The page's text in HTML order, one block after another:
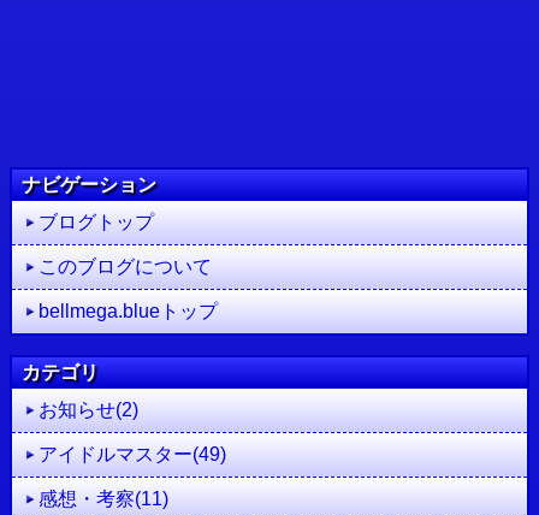
ナビゲーション
ブログトップ
このブログについて
bellmega.blueトップ
カテゴリ
お知らせ(2)
アイドルマスター(49)
感想・考察(11)